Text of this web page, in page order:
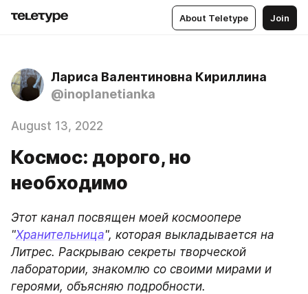
About Teletype Join
Лариса Валентиновна Кириллина
@inoplanetianka
August 13, 2022
Космос: дорого, но
необходимо
Этот канал посвящен моей космоопере
"Хранительница", которая выкладывается на
Литрес. Раскрываю секреты творческой
лаборатории, знакомлю со своими мирами и
героями, объясняю подробности.